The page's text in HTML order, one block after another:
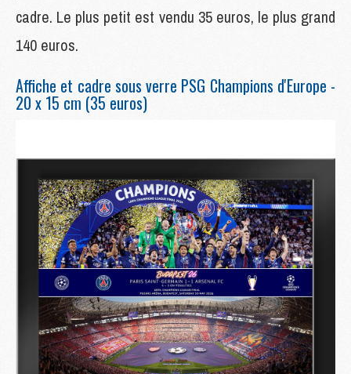
cadre. Le plus petit est vendu 35 euros, le plus grand
140 euros.
Affiche et cadre sous verre PSG Champions d'Europe -
20 x 15 cm (35 euros)